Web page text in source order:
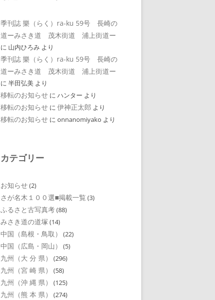
季刊誌 樂（らく）ra-ku 59号 長崎の
道ーみさき道 茂木街道 浦上街道ー
に 山内ひろみ より
季刊誌 樂（らく）ra-ku 59号 長崎の
道ーみさき道 茂木街道 浦上街道ー
に 半田弘美 より
移転のお知らせ に ハンター より
移転のお知らせ に 伊神正太郎 より
移転のお知らせ に onnanomiyako より
カテゴリー
お知らせ(2)
さが名木１００選■掲載一覧 (3)
ふるさと古写真考(88)
みさき道の道塚 (14)
中国（島根・鳥取） (22)
中国（広島・岡山） (5)
九州（大 分 県） (296)
九州（宮 崎 県） (58)
九州（沖 縄 県） (125)
九州（熊 本 県） (274)